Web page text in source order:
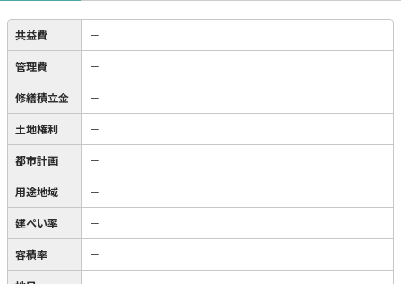
共益費 －
管理費 －
修繕積立金 －
土地権利 －
都市計画 －
用途地域 －
建ぺい率 －
容積率 －